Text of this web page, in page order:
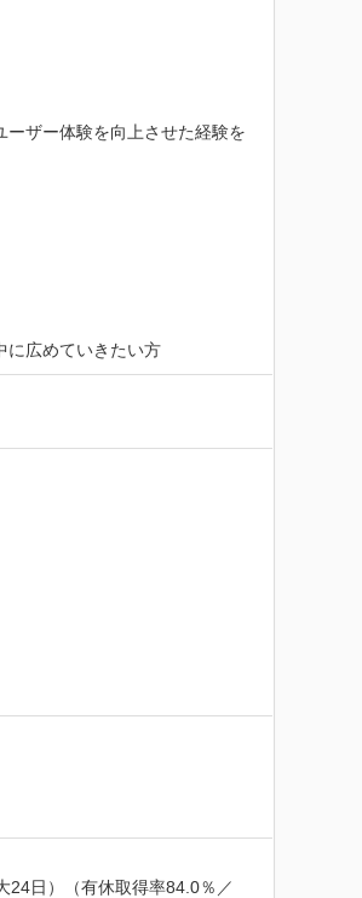
ーザー体験を向上させた経験を
に広めていきたい方
24日）（有休取得率84.0％／